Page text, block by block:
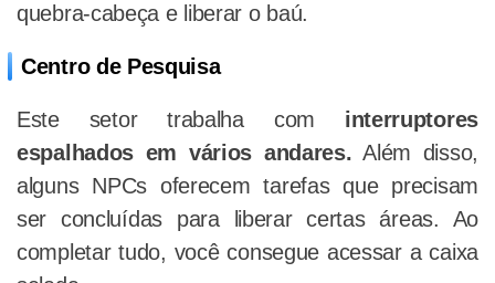
quebra-cabeça e liberar o baú.
Centro de Pesquisa
Este setor trabalha com interruptores
espalhados em vários andares. Além disso,
alguns NPCs oferecem tarefas que precisam
ser concluídas para liberar certas áreas. Ao
completar tudo, você consegue acessar a caixa